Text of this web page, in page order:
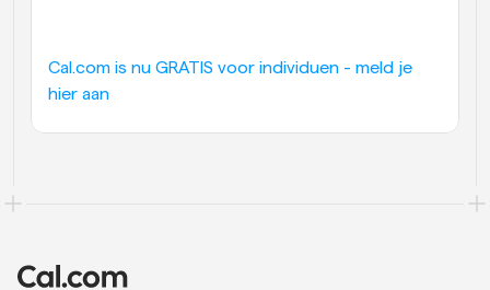
Cal.com is nu GRATIS voor individuen - meld je
hier aan